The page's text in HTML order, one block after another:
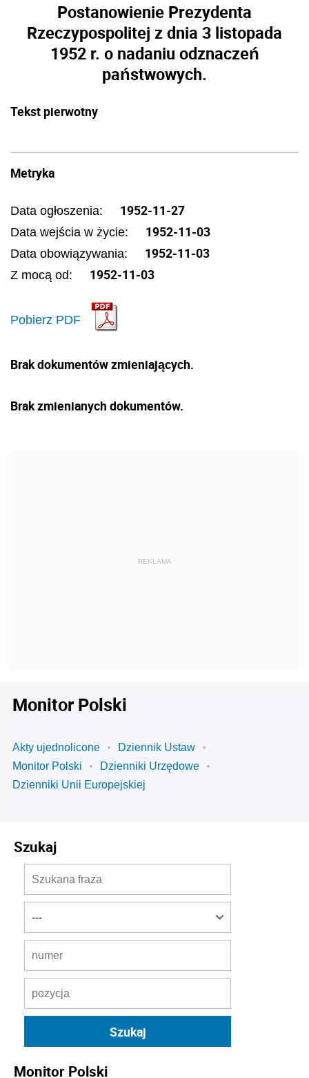
Postanowienie Prezydenta
Rzeczypospolitej z dnia 3 listopada
1952 r. o nadaniu odznaczeń
państwowych.
Tekst pierwotny
Metryka
Data ogłoszenia: 1952-11-27
Data wejścia w życie: 1952-11-03
Data obowiązywania: 1952-11-03
Z mocą od: 1952-11-03
Pobierz PDF
Brak dokumentów zmieniających.
Brak zmienianych dokumentów.
Monitor Polski
Akty ujednolicone
Dziennik Ustaw
Monitor Polski
Dzienniki Urzędowe
Dzienniki Unii Europejskiej
Szukaj
Monitor Polski